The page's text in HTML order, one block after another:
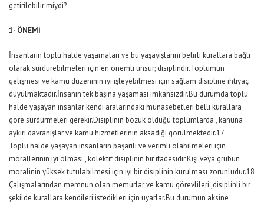
getirilebilir miydi?
1- ÖNEMİ
İnsanların toplu halde yaşamaları ve bu yaşayışlarını belirli kurallara bağlı
olarak sürdürebilmeleri için en önemli unsur; disiplindir.Toplumun
gelişmesi ve kamu düzeninin iyi işleyebilmesi için sağlam disipline ihtiyaç
duyulmaktadır.İnsanın tek başına yaşaması imkansızdır.Bu durumda toplu
halde yaşayan insanlar kendi aralarındaki münasebetleri belli kurallara
göre sürdürmeleri gerekir.Disiplinin bozuk olduğu toplumlarda , kanuna
aykırı davranışlar ve kamu hizmetlerinin aksadığı görülmektedir.17
Toplu halde yaşayan insanların başarılı ve verimli olabilmeleri için
morallerinin iyi olması , kolektif disiplinin bir ifadesidir.Kişi veya grubun
moralinin yüksek tutulabilmesi için iyi bir disiplinin kurulması zorunludur.18
Çalışmalarından memnun olan memurlar ve kamu görevlileri ,disiplinli bir
şekilde kurallara kendileri istedikleri için uyarlar.Bu durumun aksine